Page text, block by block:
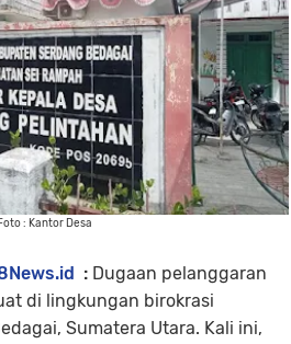
: Kantor Desa
: Dugaan pelanggaran
di lingkungan birokrasi
Sumatera Utara. Kali ini,